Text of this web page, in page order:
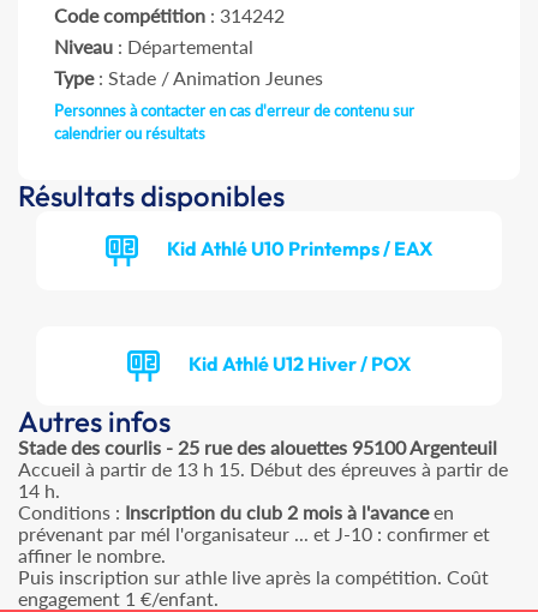
Code compétition : 314242
Niveau : Départemental
Type: Stade / Animation Jeunes
Personnes à contacter en cas d'erreur de contenu sur
calendrier ou résultats
Résultats disponibles
Kid Athlé U10 Printemps / EAX
Kid Athlé U12 Hiver / POX
Autres infos
Stade des courlis - 25 rue des alouettes 95100 Argenteuil
Accueil à partir de 13 h 15. Début des épreuves à partir de
14 h.
Conditions : Inscription du club 2 mois à l'avanceen
prévenant par mél l'organisateur ... et J-10 : confirmer et
affiner le nombre.
Puis inscription sur athle live après la compétition. Coût
engagement 1 €/enfant.